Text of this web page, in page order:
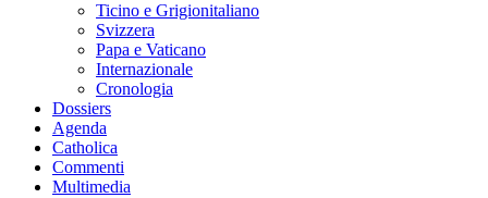
Ticino e Grigionitaliano
Svizzera
Papa e Vaticano
Internazionale
Cronologia
Dossiers
Agenda
Catholica
Commenti
Multimedia